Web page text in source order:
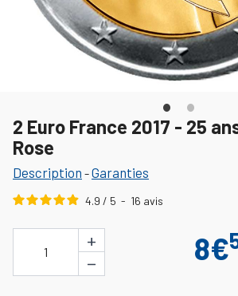
2 Euro France 2017 - 25
Rose
Description -Garanties
4.9 / 5 - 16 avis
1
+
−
8€